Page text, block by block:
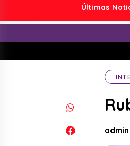
Últimas
admin